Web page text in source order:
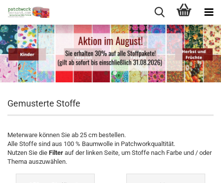
Gemusterte Stoffe
Meterware können Sie ab 25 cm bestellen.
Alle Stoffe sind aus 100 % Baumwolle in Patchworkqualtität.
Nutzen Sie die Filter auf der linken Seite, um Stoffe nach Farbe und / oder
Thema auszuwählen.